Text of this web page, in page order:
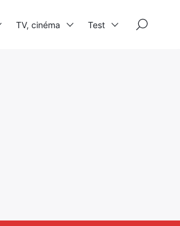
TV, cinéma Test